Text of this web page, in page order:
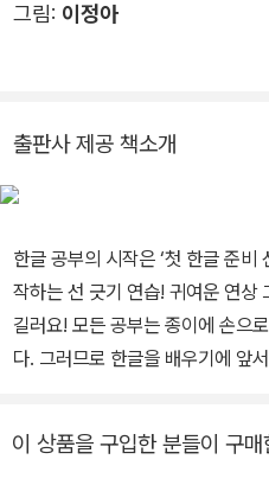
그림: 이정아
출판사 제공 책소개
한글 공부의 시작은 ‘첫 한글 준비
작하는 선 긋기 연습! 귀여운 연상
길러요! 모든 공부는 종이에 손으로 글씨를 직접 써 보면서 시작됩니
다. 그러므로 한글을 배우기에 앞
러, 이후 한글 학습을 잘 따라올
이 상품을 구입한 분들이 구